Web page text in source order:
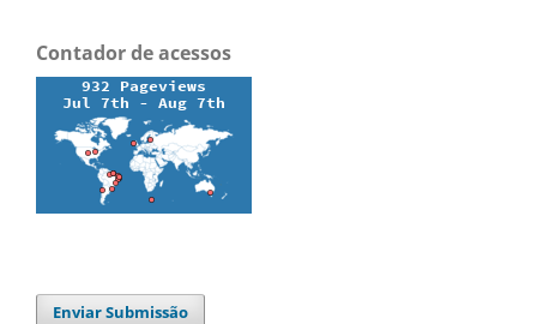
Contador de acessos
Enviar Submissão